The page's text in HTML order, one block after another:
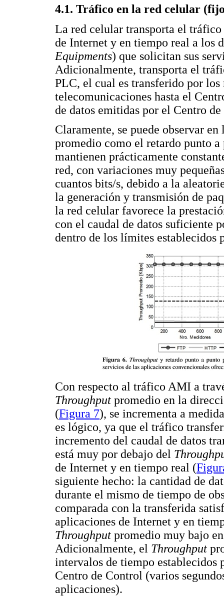
4.1. Tráfico en la red celular
La red celular transporta el
de Internet y en tiempo real a los
Equipments) que solicitan sus
Adicionalmente, transporta el
PLC, el cual es transferido por
telecomunicaciones hasta el
de datos emitidas por el Centro
Claramente, se puede observar
promedio como el retardo punto
mantienen prácticamente
red, con variaciones muy
cuantos bits/s, debido a la
la generación y transmisión de
la red celular favorece la
con el caudal de datos suficiente
dentro de los límites establecidos
Con respecto al tráfico AMI a
Throughput promedio en la
(Figura 7), se incrementa a
es lógico, ya que el tráfico
incremento del caudal de datos
está muy por debajo del
de Internet y en tiempo real (
siguiente hecho: la cantidad de
durante el mismo de tiempo de
comparada con la transferida
aplicaciones de Internet y en
Throughput promedio muy bajo
Adicionalmente, el Throughput
intervalos de tiempo establecidos
Centro de Control (varios
aplicaciones).